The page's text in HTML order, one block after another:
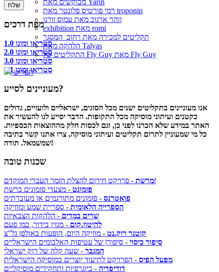
רמי פורטיס פלונטר מאת troponin
זוהר ארגוב מאת עמוס זורנו
exhibition מאת romi
תקליטים למכירה מאת רחוב_המסגר
הלהקה מאת Talyas
התקליטים של Fly Guy מאת Fly Guy
תפריט
מפת דרכים
סטריאו ומונו 1.0
סטריאו ומונו 2.0
סטריאו ומונו 3.0
סטריאו ומונו 3.1
מעוניינים לסייע?
אנו מעוניינים בתקליטים ישנים מכל הסוגים, ישראליים ולועזיים, גדולים
כקטנים ועיתוני מוסיקה מכל התקופות. הדבר יסייע לנו להעשיר את
האתר במידע שלא הכרנו לפני כן, וגם לכסות חלק מההוצאות הכספיות.
כל מי שמעוניין לתרום תקליטים ועיתוני מוסיקה, צרו אתנו קשר בתיבה
שמשמאל. תודה!
שכנות טובה
זמרשת - פרויקט חירום להצלת הזמר העברי המוקדם
פזמונט - מצעדי פזמונים ברשת
פואטרנס - פזמונים מתורגמים או מעוברתים
הספרייה הלאומית - ספריית שמע ומוזיקה
שרים במדים - הלהקות הצבאיות
להיטון.קום - מגזין בידור, כמו פעם
קוטנר רוק.נט - מוזיקה היום, הופעות באולפן גל"צ
סיפור כיסוי - סיפורן של עטיפות האלבומים הישראליים
המגבר - שעה קלה של רוק ישראלי
מפעל הפיס - הפרויקט לתיעוד יוצרים במוסיקה הישראלית
דודיפדיה - ביוגרפיות ותחקירים מוסיקליים